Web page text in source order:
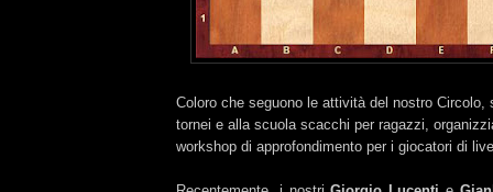
Coloro che seguono le attività del nostro Circolo,
tornei e alla scuola scacchi per ragazzi,
workshop di approfondimento per i giocatori di